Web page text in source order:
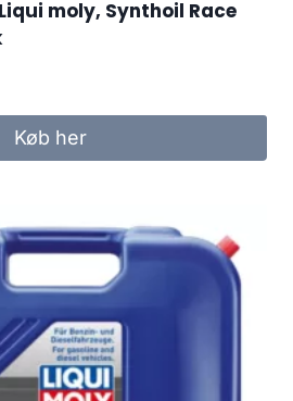
moly, Synthoil Race
Køb her